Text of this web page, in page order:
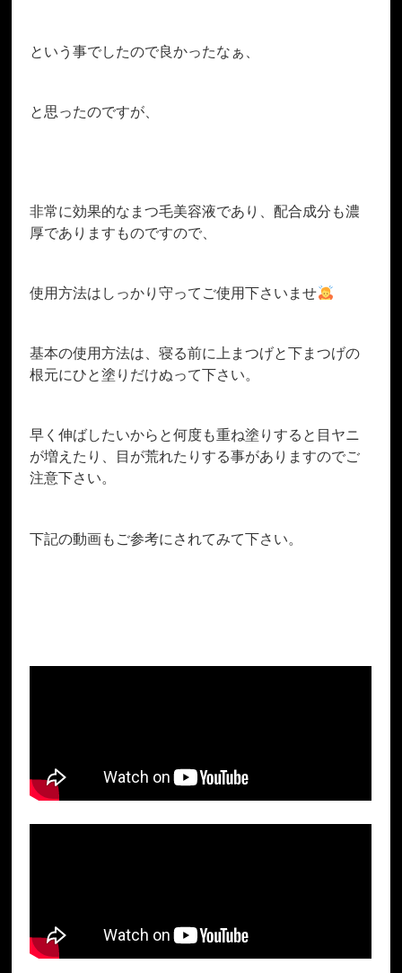
という事でしたので良かったなぁ、
と思ったのですが、
非常に効果的なまつ毛美容液であり、配合成分も濃
厚でありますものですので、
使用方法はしっかり守ってご使用下さいませ
基本の使用方法は、寝る前に上まつげと下まつげの
根元にひと塗りだけぬって下さい。
早く伸ばしたいからと何度も重ね塗りすると目ヤニ
が増えたり、目が荒れたりする事がありますのでご
注意下さい。
下記の動画もご参考にされてみて下さい。